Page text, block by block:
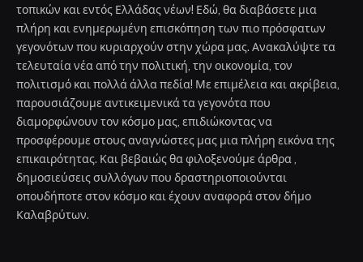
τοπικών και εντός Ελλάδας νέων! Εδώ, θα διαβάσετε μια
πλήρη και ενημερωμένη επισκόπηση των πιο πρόσφατων
γεγονότων που κυριαρχούν στην χώρα μας. Ανακαλύψτε τα
τελευταία νέα από την πολιτική, την οικονομία, τον
πολιτισμό και πολλά άλλα πεδία! Με επιμέλεια και ακρίβεια,
παρουσιάζουμε αντικειμενικά τα γεγονότα που
διαμορφώνουν τον κόσμο μας, επιδιώκοντας να
προσφέρουμε στους αναγνώστες μας μια πλήρη εικόνα της
επικαιρότητας. Και βεβαιώς θα φιλοξενούμε άρθρα ,
δημοσιεύσεις συλλόγων που δραστηριοποιούνται
οπουδήποτε στον κόσμο και έχουν αναφορά στον δήμο
Καλαβρύτων.